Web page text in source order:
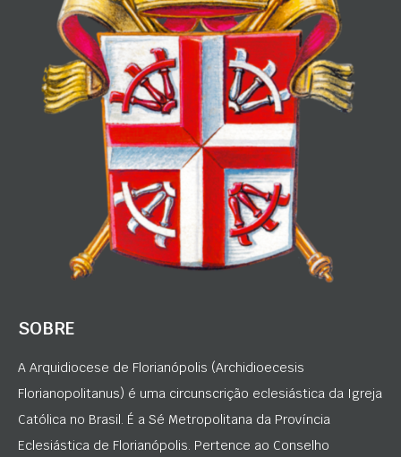
SOBRE
A Arquidiocese de Florianópolis (Archidioecesis
Florianopolitanus) é uma circunscrição eclesiástica da Igreja
Católica no Brasil. É a Sé Metropolitana da Província
Eclesiástica de Florianópolis. Pertence ao Conselho